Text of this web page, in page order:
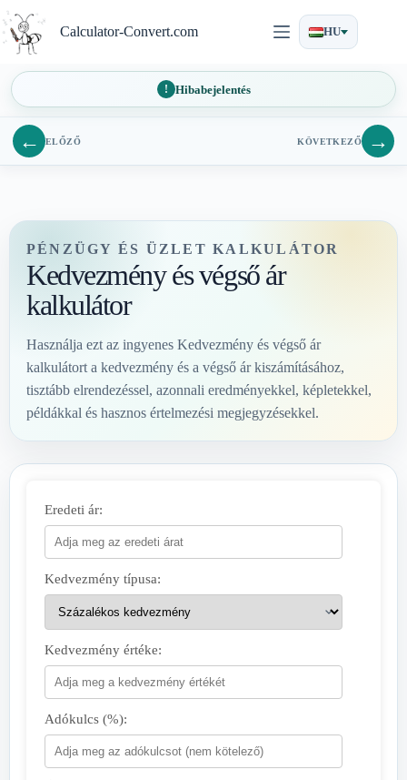
a
tartalomra
Calculator-Convert.com HU
Hibabejelentés
← ELŐZŐ KÖVETKEZŐ →
PÉNZÜGY ÉS ÜZLET KALKULÁTOR
Kedvezmény és végső ár
kalkulátor
Használja ezt az ingyenes Kedvezmény és végső ár
kalkulátort a kedvezmény és a végső ár kiszámításához,
tisztább elrendezéssel, azonnali eredményekkel, képletekkel,
példákkal és hasznos értelmezési megjegyzésekkel.
Eredeti ár:
Kedvezmény típusa:
Kedvezmény értéke:
Adókulcs (%):